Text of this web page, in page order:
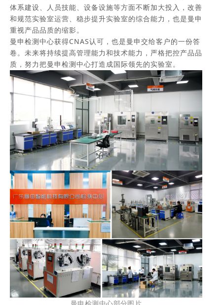
体系建设、人员技能、设备设施等方面不断加大投入，改善
和规范实验室运营、稳步提升实验室的综合能力，也是曼申
重视产品品质的缩影。
曼申检测中心获得CNAS认可， 也是曼申交给客户的一份答
卷。 未来将持续提高管理能力和技术能力， 严格把控产品品
质， 努力把曼申检测中心打造成国际领先的实验室。
曼申检测中心部分图片